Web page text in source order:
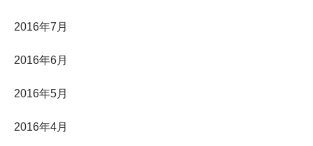
2016年7月
2016年6月
2016年5月
2016年4月